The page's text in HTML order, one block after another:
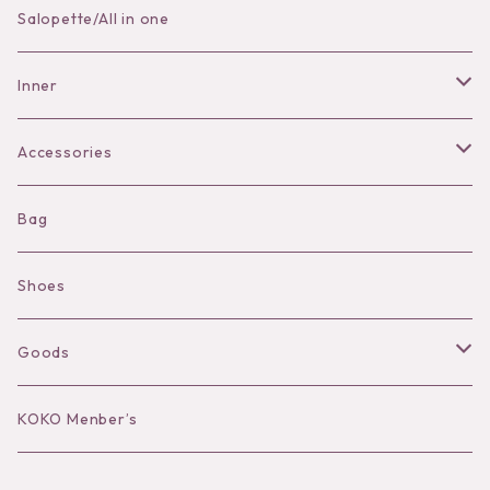
Skirt
Pants
Salopette/All in one
Inner
Bra
Shorts
Camisole
Long sleeve
Accessories
Necklace
Pierce/Earring
Ear Cuff
Bracelet／Bangle
Bag
Shoes
Goods
Hat
KOKO Menber’s